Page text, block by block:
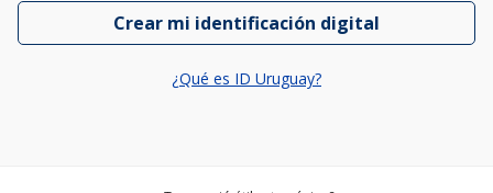
Crear mi identificación digital
¿Qué es ID Uruguay?